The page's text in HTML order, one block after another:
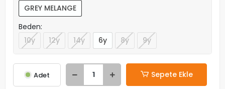
GREY MELANGE
Beden:
10y
12y 14y 6y 8y 9y
Adet Sepete Ekle